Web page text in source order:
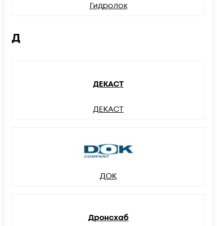
Гидролок
Д
ДЕКАСТ
ДЕКАСТ
ДОК
Дронсхаб